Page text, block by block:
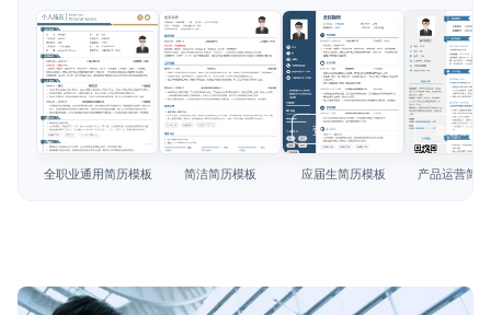
面试自我介绍
AI 职场工具 New
简历模板
简历教程
查看模板
全职业通用简历模板
查看模板
简洁简历模板
查看模板
应届生简历模板
查看模板
产品运营简